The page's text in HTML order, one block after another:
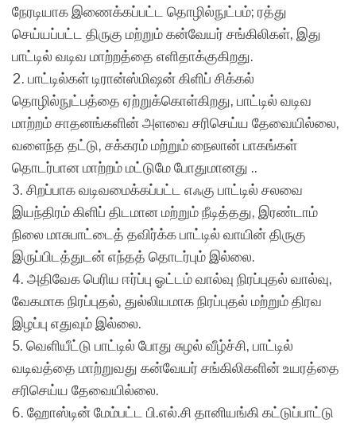
நேரடியாக இணைக்கப்பட்ட தொழில்நுட்பம்; ரத்து
செய்யப்பட்ட திருகு மற்றும் கன்வேயர் சங்கிலிகள், இது
பாட்டில் வடிவ மாற்றத்தை எளிதாக்குகிறது.
2. பாட்டில்கள் டிரான்ஸ்மிஷன் கிளிப் சிக்கல்
தொழில்நுட்பத்தை ஏற்றுக்கொள்கிறது, பாட்டில் வடிவ
மாற்றம் சாதனங்களின் அளவை சரிசெய்ய தேவையில்லை,
வளைந்த தட்டு, சக்கரம் மற்றும் நைலான் பாகங்கள்
தொடர்பான மாற்றம் மட்டுமே போதுமானது ..
3. சிறப்பாக வடிவமைக்கப்பட்ட எஃகு பாட்டில் சலவை
இயந்திரம் கிளிப் திடமான மற்றும் நீடித்தது, இரண்டாம்
நிலை மாசுபாட்டைத் தவிர்க்க பாட்டில் வாயின் திருகு
இருப்பிடத்துடன் எந்தத் தொடர்பும் இல்லை.
4. அதிவேக பெரிய ஈர்ப்பு ஓட்டம் வால்வு நிரப்புதல் வால்வு,
வேகமாக நிரப்புதல், துல்லியமாக நிரப்புதல் மற்றும் திரவ
இழப்பு எதுவும் இல்லை.
5. வெளியீட்டு பாட்டில் போது சுழல் வீழ்ச்சி, பாட்டில்
வடிவத்தை மாற்றுவது கன்வேயர் சங்கிலிகளின் உயரத்தை
சரிசெய்ய தேவையில்லை.
6. ஹோஸ்டின் மேம்பட்ட பி.எல்.சி தானியங்கி கட்டுப்பாட்டு